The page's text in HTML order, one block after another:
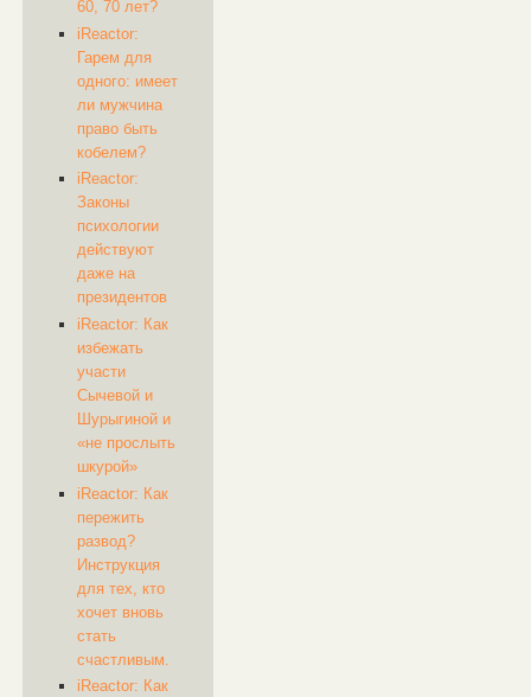
60, 70 лет?
​iReactor:
Гарем для
одного: имеет
ли мужчина
право быть
кобелем?
​iReactor:
Законы
психологии
действуют
даже на
президентов
​iReactor: Как
избежать
участи
Сычевой и
Шурыгиной и
«не прослыть
шкурой»
​iReactor: Как
пережить
развод?
Инструкция
для тех, кто
хочет вновь
стать
счастливым.
​iReactor: Как